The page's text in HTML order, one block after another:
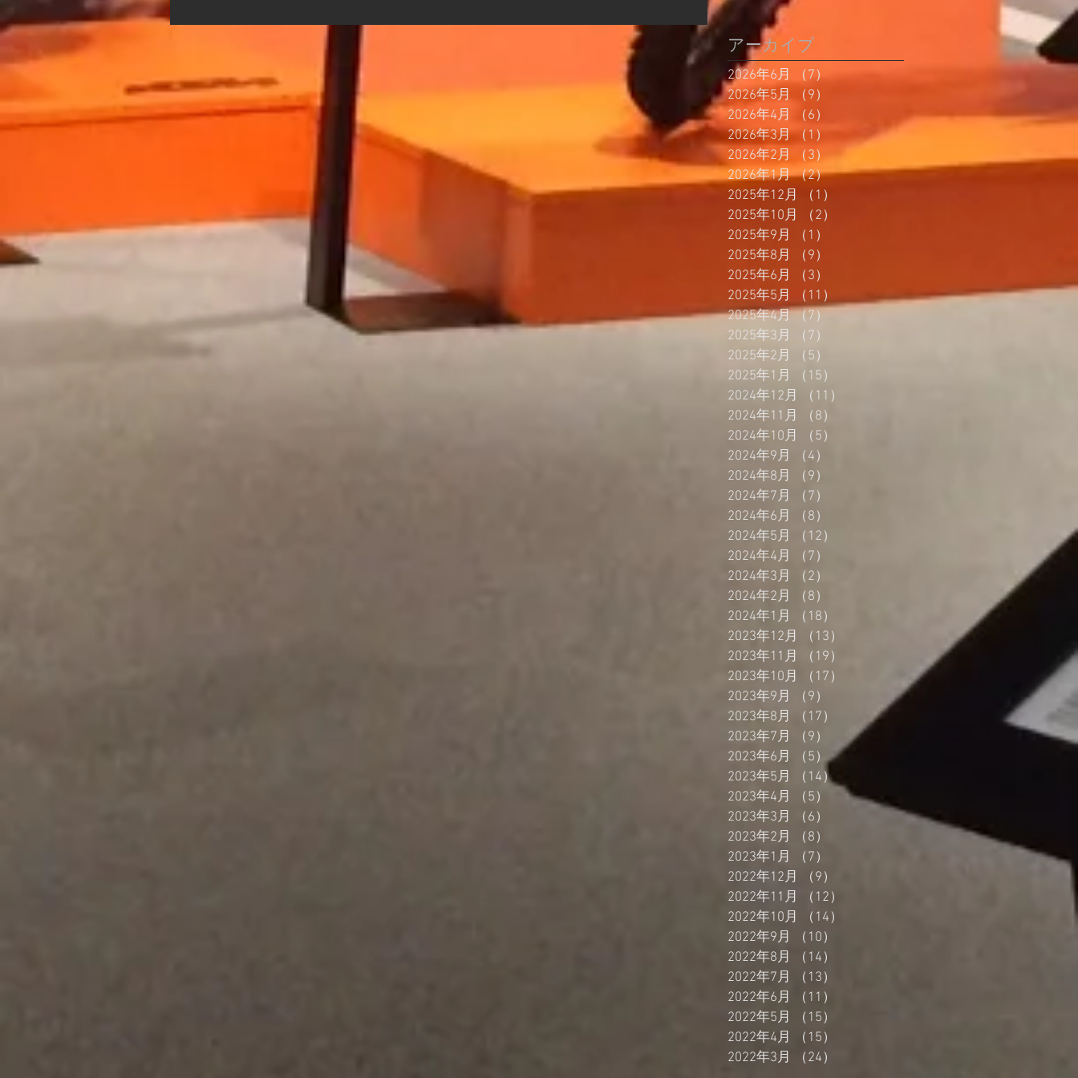
アーカイブ
2026年6月 （7）
2026年5月
（9）
2026年4月
（6）
2026年3月 （1）
1件の記事
2026年2月
（3）3件の記事
2026年1月 （2）2件の記事
2025年12月
（1）
2025年10月
（2）
2025年9月
（1）
2025年8月
（9）
2025年6月
（3）
2025年5月
（11）
11件の記事
2025年4月 （7）
2025年3月
（7）
2025年2月
（5）
2025年1月
（15）
2024年12月
（11）
2024年11月
（8）
2024年10月
（5）
2024年9月
（4）
2024年8月
（9）
2024年7月
（7）
2024年6月
（8）
2024年5月
（12）
2024年4月
（7）
2024年3月
（2）
2024年2月
（8）
2024年1月
（18）
2023年12月
（13）
2023年11月
（19）
2023年10月
（17）
2023年9月
（9）
2023年8月
（17）
17件の記事
2023年7月
（9）
9件の記事
2023年6月
（5）5件の記事
2023年5月
（14）
2023年4月
（5）
5件の記事
2023年3月
（6）
2023年2月
（8）
2023年1月
（7）
2022年12月
（9）
2022年11月
（12）
2022年10月
（14）
2022年9月
（10）
2022年8月
（14）
2022年7月
（13）
2022年6月
（11）
2022年5月
（15）
2022年4月
（15）
2022年3月
（24）